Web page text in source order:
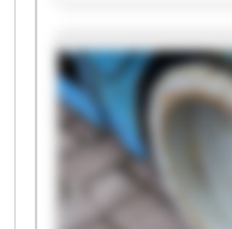
Formplast GmbH
GmbH Formplast
Formplast GmbH
GmbH Formplast